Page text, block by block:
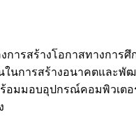
การสร้างโอกาสทางการ
นการสร้างอนาคตและพั
อมมอบอุปกรณ์คอมพิวเต